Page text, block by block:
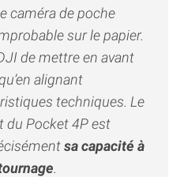
caméra de poche
sur le papier.
de mettre en avant
alignant
techniques. Le
du Pocket 4P est
sa capacité à
.